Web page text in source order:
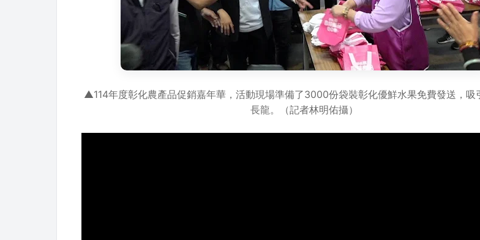
▲114年度彰化農產品促銷嘉年華，活動現場準備了3000份袋裝彰化優鮮水果免費發送，吸
長龍。（記者林明佑攝）